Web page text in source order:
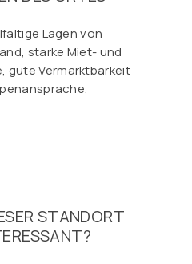
Lagen von
starke Miet- und
gute Vermarktbarkeit
STANDORT